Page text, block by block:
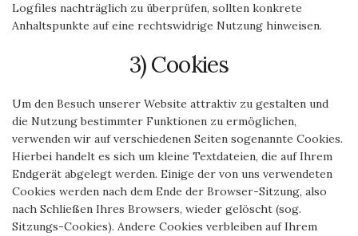
Logfiles nachträglich zu überprüfen, sollten konkrete
Anhaltspunkte auf eine rechtswidrige Nutzung hinweisen.
3) Cookies
Um den Besuch unserer Website attraktiv zu gestalten und
die Nutzung bestimmter Funktionen zu ermöglichen,
verwenden wir auf verschiedenen Seiten sogenannte Cookies.
Hierbei handelt es sich um kleine Textdateien, die auf Ihrem
Endgerät abgelegt werden. Einige der von uns verwendeten
Cookies werden nach dem Ende der Browser-Sitzung, also
nach Schließen Ihres Browsers, wieder gelöscht (sog.
Sitzungs-Cookies). Andere Cookies verbleiben auf Ihrem